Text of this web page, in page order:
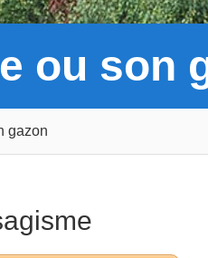
ou son
gazon